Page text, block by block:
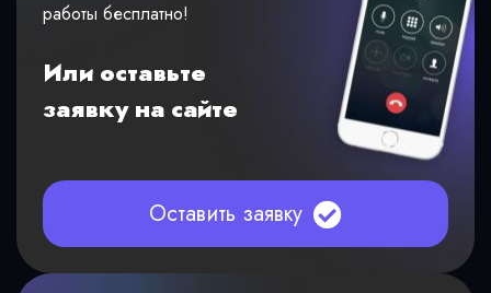
работы бесплатно!
Или оставьте
заявку на сайте
Оставить заявку